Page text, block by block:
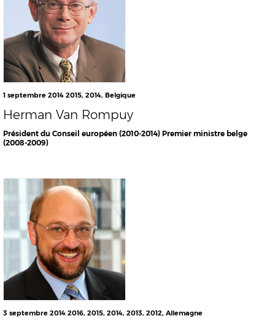
1 septembre 2014 2015, 2014, Belgique
Herman Van Rompuy
Président du Conseil européen (2010-2014) Premier ministre belge
(2008-2009)
3 septembre 2014 2016, 2015, 2014, 2013, 2012, Allemagne